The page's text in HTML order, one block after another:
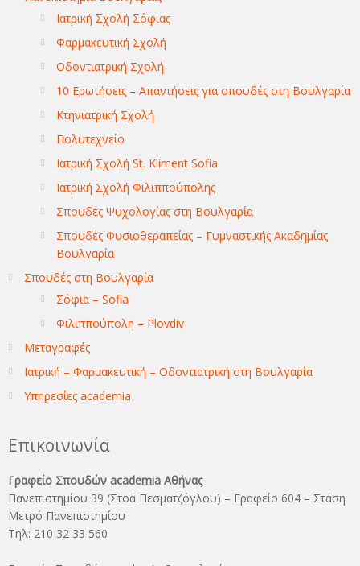
Ιατρική Σχολή Σόφιας
Φαρμακευτική Σχολή
Οδοντιατρική Σχολή
10 Ερωτήσεις – Απαντήσεις για σπουδές στη Βουλγαρία
Κτηνιατρική Σχολή
Πολυτεχνείο
Ιατρική Σχολή St. Kliment Sofia
Ιατρική Σχολή Φιλιππούπολης
Σπουδές Ψυχολογίας στη Βουλγαρία
Σπουδές Φυσιοθεραπείας – Γυμναστικής Ακαδημίας
Βουλγαρία
Σπουδές στη Βουλγαρία
Σόφια – Sofia
Φιλιππούπολη – Plovdiv
Μεταγραφές
Ιατρική – Φαρμακευτική – Οδοντιατρική στη Βουλγαρία
Υπηρεσίες academia
Επικοινωνία
Γραφείο Σπουδών academia Αθήνας
Πανεπιστημίου 39 (Στοά Πεσματζόγλου) – Γραφείο 604 – Στάση
Μετρό Πανεπιστημίου
Τηλ: 210 32 33 560